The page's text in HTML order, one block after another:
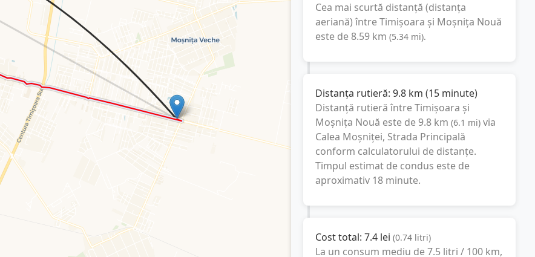
Cea mai scurtă distanță (distanța
aeriană) întreTimișoara și Moșnița Nouă
este de 8.59 km (5.34 mi).
Distanța rutieră: 9.8 km (15 minute)
Distanță rutieră întreTimișoara și
Moșnița Nouă este de 9.8 km (6.1 mi) via
Calea Moșniței, Strada Principală
conform calculatorului de distanțe.
Timpul estimat de condus este de
aproximativ 18 minute.
Cost total: 7.4 lei (0.74 litri)
La un consum mediu de7.5 litri / 100 km,